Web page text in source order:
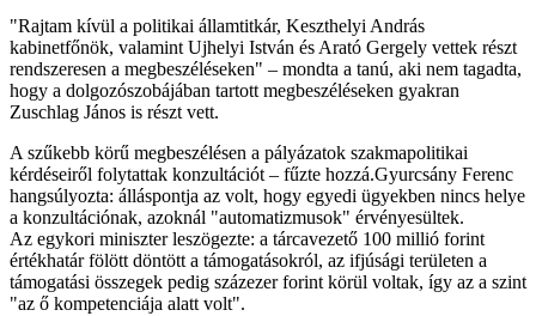
"Rajtam kívül a politikai államtitkár, Keszthelyi András
kabinetfőnök, valamint Ujhelyi István és Arató Gergely vettek részt
rendszeresen a megbeszéléseken" – mondta a tanú, aki nem tagadta,
hogy a dolgozószobájában tartott megbeszéléseken gyakran
Zuschlag János is részt vett.
A szűkebb körű megbeszélésen a pályázatok szakmapolitikai
kérdéseiről folytattak konzultációt – fűzte hozzá.Gyurcsány Ferenc
hangsúlyozta: álláspontja az volt, hogy egyedi ügyekben nincs helye
a konzultációnak, azoknál "automatizmusok" érvényesültek.
Az egykori miniszter leszögezte: a tárcavezető 100 millió forint
értékhatár fölött döntött a támogatásokról, az ifjúsági területen a
támogatási összegek pedig százezer forint körül voltak, így az a szint
"az ő kompetenciája alatt volt".